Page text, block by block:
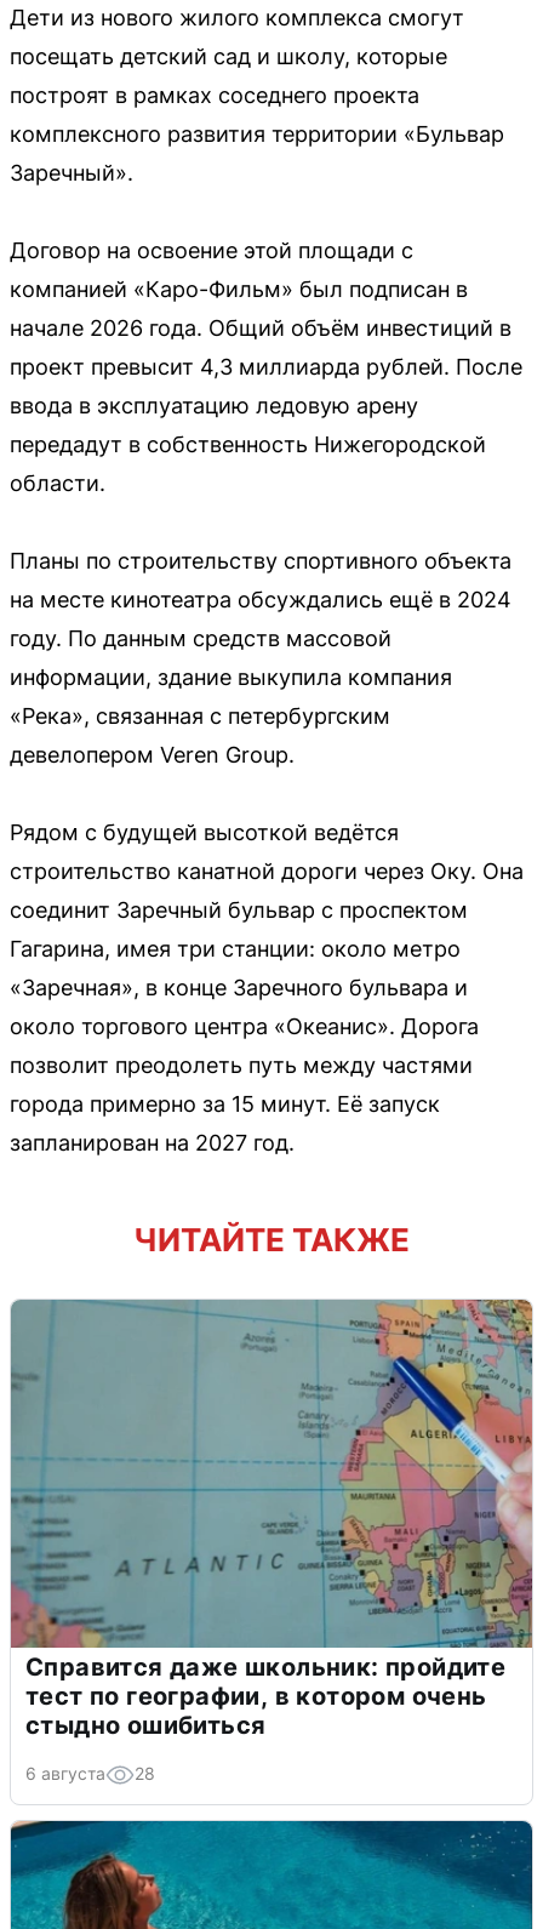
Дети из нового жилого комплекса смогут
посещать детский сад и школу, которые
построят в рамках соседнего проекта
комплексного развития территории «Бульвар
Заречный».
Договор на освоение этой площади с
компанией «Каро-Фильм» был подписан в
начале 2026 года. Общий объём инвестиций в
проект превысит 4,3 миллиарда рублей. После
ввода в эксплуатацию ледовую арену
передадут в собственность Нижегородской
области.
Планы по строительству спортивного объекта
на месте кинотеатра обсуждались ещё в 2024
году. По данным средств массовой
информации, здание выкупила компания
«Река», связанная с петербургским
девелопером Veren Group.
Рядом с будущей высоткой ведётся
строительство канатной дороги через Оку. Она
соединит Заречный бульвар с проспектом
Гагарина, имея три станции: около метро
«Заречная», в конце Заречного бульвара и
около торгового центра «Океанис». Дорога
позволит преодолеть путь между частями
города примерно за 15 минут. Её запуск
запланирован на 2027 год.
ЧИТАЙТЕ ТАКЖЕ
Справится даже школьник: пройдите
тест по географии, в котором очень
стыдно ошибиться
6 августа 28